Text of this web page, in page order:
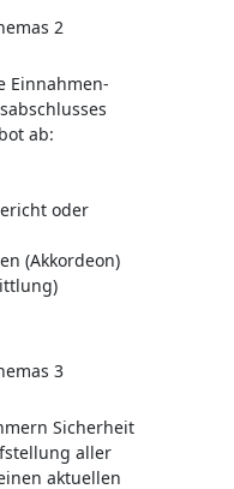
Einnahmen-
ab:
oder
(Akkordeon)
Sicherheit
aller
aktuellen